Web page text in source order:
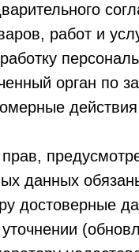
работ и
орган по
данных
достоверные